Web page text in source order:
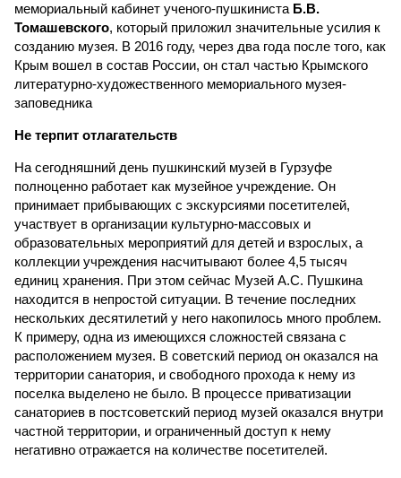
мемориальный кабинет ученого-пушкиниста Б.В.
Томашевского, который приложил значительные усилия к
созданию музея. В 2016 году, через два года после того, как
Крым вошел в состав России, он стал частью Крымского
литературно-художественного мемориального музея-
заповедника
Не терпит отлагательств
На сегодняшний день пушкинский музей в Гурзуфе
полноценно работает как музейное учреждение. Он
принимает прибывающих с экскурсиями посетителей,
участвует в организации культурно-массовых и
образовательных мероприятий для детей и взрослых, а
коллекции учреждения насчитывают более 4,5 тысяч
единиц хранения. При этом сейчас Музей А.С. Пушкина
находится в непростой ситуации. В течение последних
нескольких десятилетий у него накопилось много проблем.
К примеру, одна из имеющихся сложностей связана с
расположением музея. В советский период он оказался на
территории санатория, и свободного прохода к нему из
поселка выделено не было. В процессе приватизации
санаториев в постсоветский период музей оказался внутри
частной территории, и ограниченный доступ к нему
негативно отражается на количестве посетителей.